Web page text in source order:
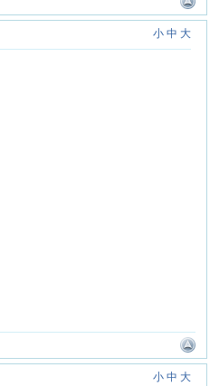
小 中 大
小 中 大